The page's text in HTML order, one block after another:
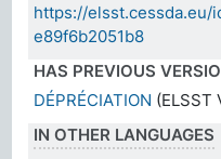
https://
e89f6b2051b8
HAS PREVIOUS
DÉPRÉCIATION (ELSST
IN OTHER LANGUAGES